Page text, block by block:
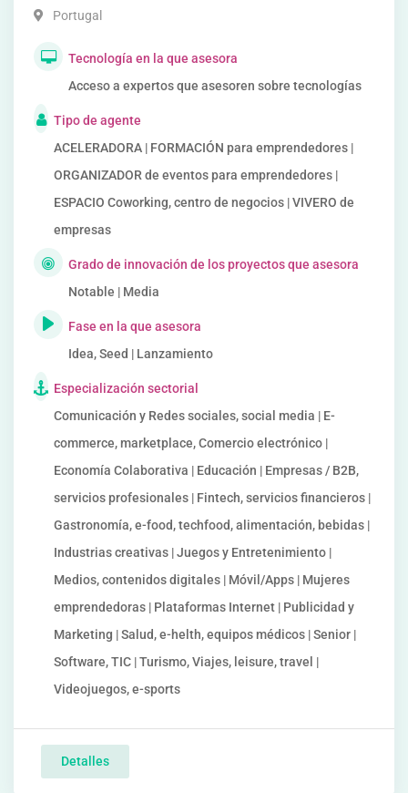
Portugal
Tecnología en la que asesora
Acceso a expertos que asesoren sobre tecnologías
Tipo de agente
ACELERADORA | FORMACIÓN para emprendedores |
ORGANIZADOR de eventos para emprendedores |
ESPACIO Coworking, centro de negocios | VIVERO de
empresas
Grado de innovación de los proyectos que asesora
Notable | Media
Fase en la que asesora
Idea, Seed | Lanzamiento
Especialización sectorial
Comunicación y Redes sociales, social media | E-
commerce, marketplace, Comercio electrónico |
Economía Colaborativa | Educación | Empresas / B2B,
servicios profesionales | Fintech, servicios financieros |
Gastronomía, e-food, techfood, alimentación, bebidas |
Industrias creativas | Juegos y Entretenimiento |
Medios, contenidos digitales | Móvil/Apps | Mujeres
emprendedoras | Plataformas Internet | Publicidad y
Marketing | Salud, e-helth, equipos médicos | Senior |
Software, TIC | Turismo, Viajes, leisure, travel |
Videojuegos, e-sports
Detalles